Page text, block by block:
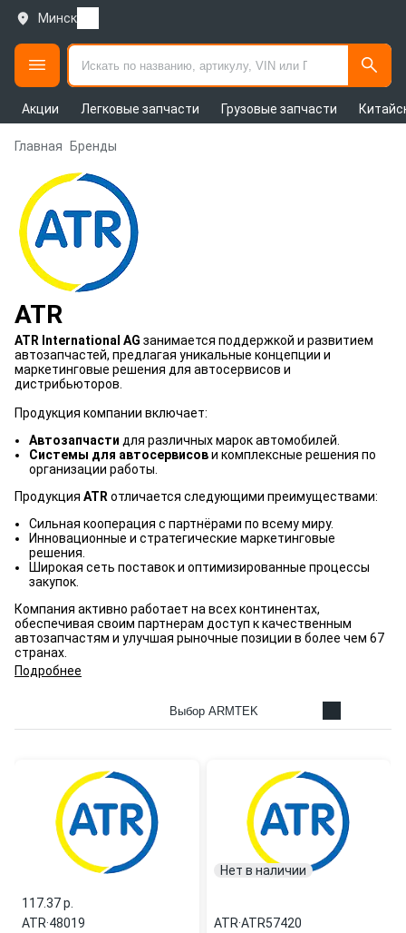
Минск
Акции Легковые запчасти Грузовые запчасти
Главная Бренды
ATR
ATR International AG занимается поддержкой и развитием
автозапчастей, предлагая уникальные концепции и
маркетинговые решения для автосервисов и
дистрибьюторов.
Продукция компании включает:
Автозапчасти для различных марок автомобилей.
Системы для автосервисови комплексные решения по
организации работы.
Продукция ATR отличается следующими преимуществами:
Сильная кооперация с партнёрами по всему миру.
Инновационные и стратегические маркетинговые
решения.
Широкая сеть поставок и оптимизированные процессы
закупок.
Компания активно работает на всех континентах,
обеспечивая своим партнерам доступ к качественным
автозапчастям и улучшая рыночные позиции в более чем 67
странах.
Подробнее
Выбор ARMTEK
117.37 p.
ATR·48019
Нет в наличии
ATR·ATR57420